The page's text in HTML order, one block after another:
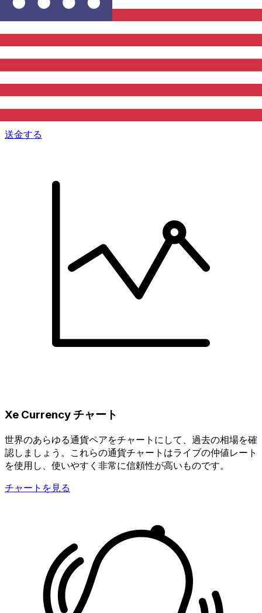
Xe 国際送金
オンラインの送金が迅速、安全、簡単に行えます。ライブの
追跡と通知に加え、柔軟な配信と支払いオプションをご利用
いただけます。
送金する
Xe Currency チャート
世界のあらゆる通貨ペアをチャートにして、過去の相場を確
認しましょう。これらの通貨チャートはライブの仲値レート
を使用し、使いやすく非常に信頼性が高いものです。
チャートを見る